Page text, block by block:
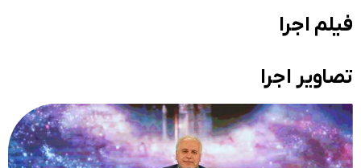
فیلم اجرا
تصاویر اجرا